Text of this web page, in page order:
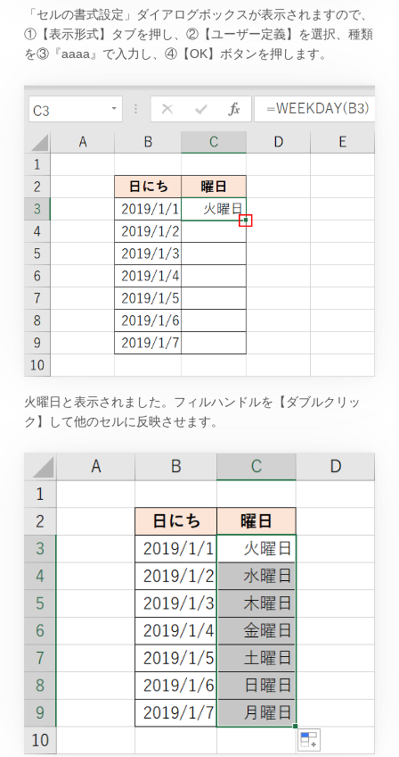
「セルの書式設定」ダイアログボックスが表示されますので、
①【表示形式】タブを押し、②【ユーザー定義】を選択、種類
を③『aaaa』で入力し、④【OK】ボタンを押します。
火曜日と表示されました。フィルハンドルを【ダブルクリッ
ク】して他のセルに反映させます。